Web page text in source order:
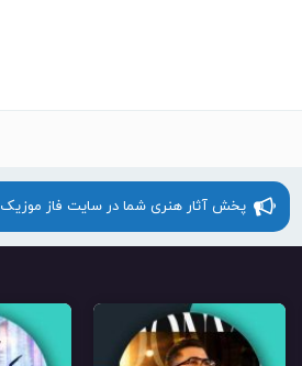
پخش آثار هنری شما در سایت فاز موزیک